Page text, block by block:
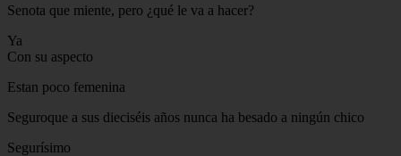
Senota que miente, pero ¿qué le va a hacer?
Ya
Con su aspecto
Estan poco femenina
Seguroque a sus dieciséis años nunca ha besado a ningún chico
Segurísimo